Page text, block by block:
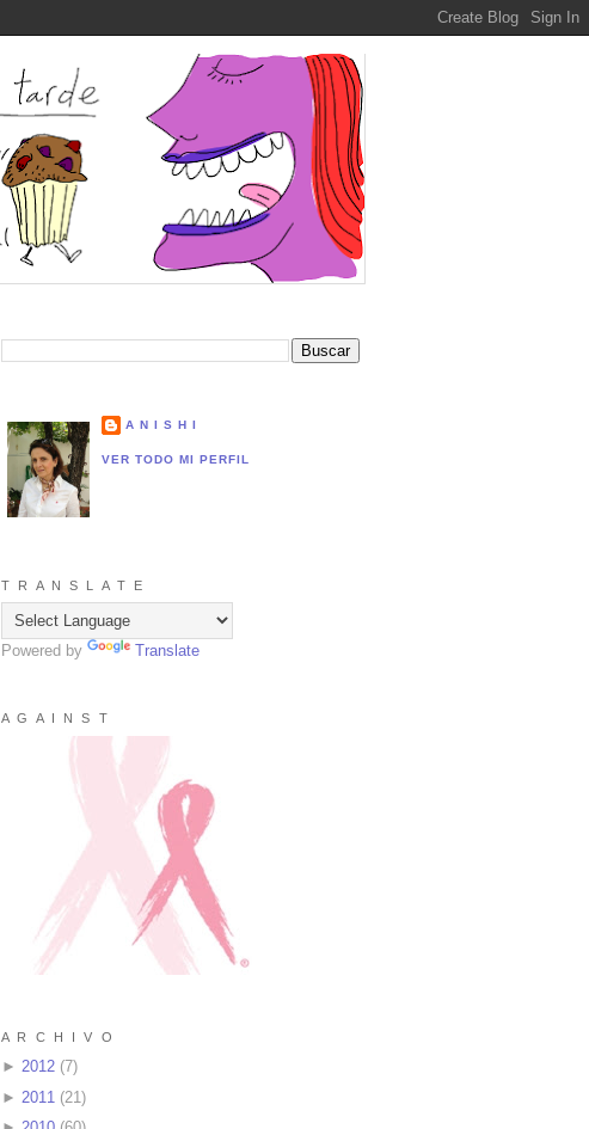
A N I S H I
VER TODO MI PERFIL
T R A N S L A T E
Powered by Translate
A G A I N S T
A R C H I V O
► 2012 (7)
► 2011 (21 )